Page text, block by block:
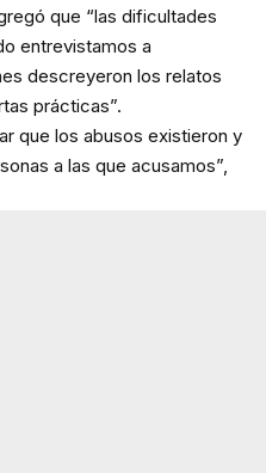
que “las dificultades
entrevistamos a
descreyeron los relatos
prácticas”.
que los abusos existieron y
a las que acusamos”,